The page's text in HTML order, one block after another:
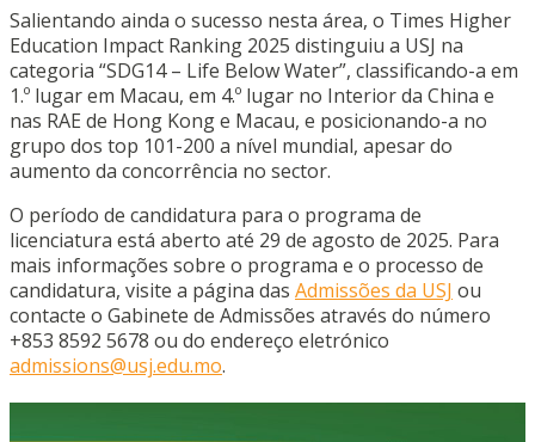
Salientando ainda o sucesso nesta área, o Times Higher
Education Impact Ranking 2025 distinguiu a USJ na
categoria “SDG14 – Life Below Water”, classificando-a em
1.º lugar em Macau, em 4.º lugar no Interior da China e
nas RAE de Hong Kong e Macau, e posicionando-a no
grupo dos top 101-200 a nível mundial, apesar do
aumento da concorrência no sector.
O período de candidatura para o programa de
licenciatura está aberto até 29 de agosto de 2025. Para
mais informações sobre o programa e o processo de
candidatura, visite a página das Admissões da USJ ou
contacte o Gabinete de Admissões através do número
+853 8592 5678 ou do endereço eletrónico
admissions@usj.edu.mo.